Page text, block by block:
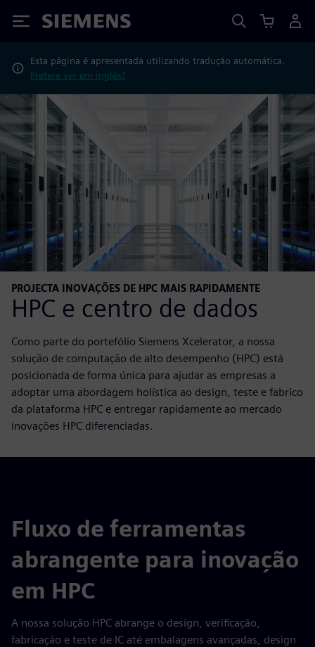
Siemens
Esta página é apresentada utilizando tradução automática.
Prefere ver em inglês?
PROJECTA INOVAÇÕES DE HPC MAIS RAPIDAMENTE
HPC e centro de dados
Como parte do portefólio Siemens Xcelerator, a nossa
solução de computação de alto desempenho (HPC) está
posicionada de forma única para ajudar as empresas a
adoptar uma abordagem holística ao design, teste e fabrico
da plataforma HPC e entregar rapidamente ao mercado
inovações HPC diferenciadas.
Fluxo de ferramentas
abrangente para inovação
em HPC
A nossa solução HPC abrange o design, verificação,
fabricação e teste de IC até embalagens avançadas, design